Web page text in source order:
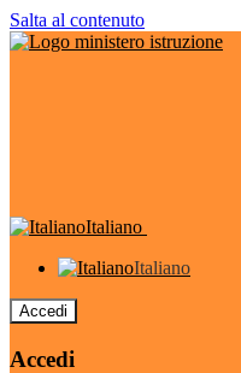
Salta al contenuto
Italiano
Italiano
Accedi
Accedi